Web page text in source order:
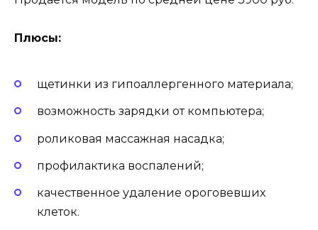
Плюсы:
щетинки из гипоаллергенного материала;
возможность зарядки от компьютера;
роликовая массажная насадка;
профилактика воспалений;
качественное удаление ороговевших
клеток.